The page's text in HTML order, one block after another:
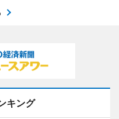
キング